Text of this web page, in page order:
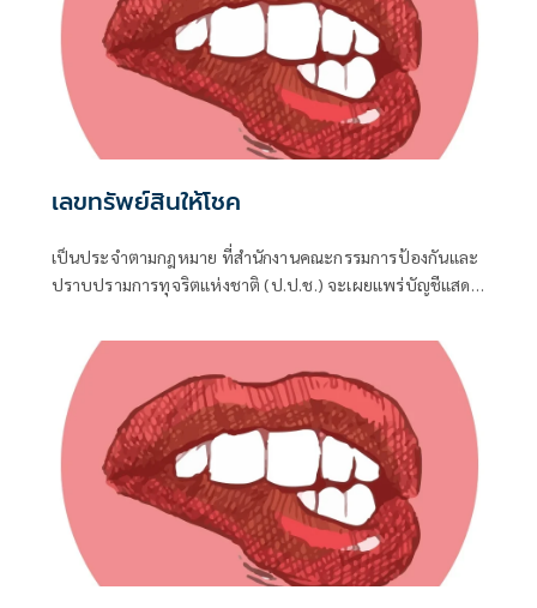
เลขทรัพย์สินให้โชค
เป็นประจำตามกฎหมาย ที่สำนักงานคณะกรรมการป้องกันและ
ปราบปรามการทุจริตแห่งชาติ (ป.ป.ช.) จะเผยแพร่บัญชีแสดง
ว่าจะเป็นกรณีเข้ารับตำแหน่ง หรือพ้นจากตำแหน่ง